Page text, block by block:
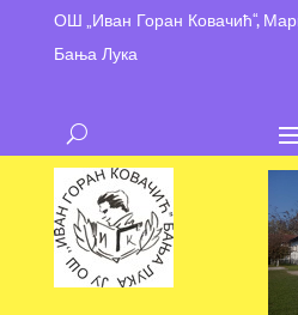
ОШ „Иван Горан Ковачић“,
Бања Лука